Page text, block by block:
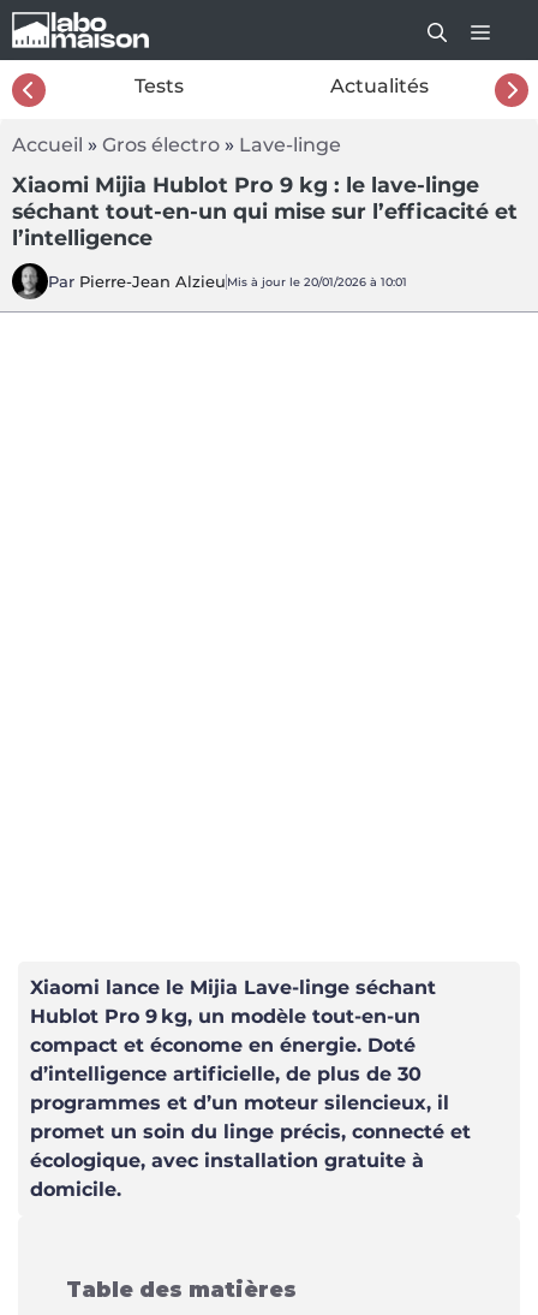
Aller
au
contenu
Tests Actualités
Accueil » Gros électro » Lave-linge
Xiaomi Mijia Hublot Pro 9 kg : le lave-linge
séchant tout-en-un qui mise sur l’efficacité et
l’intelligence
Par Pierre-Jean Alzieu Mis à jour le 20/01/2026 à 10:01
Xiaomi lance le Mijia Lave-linge séchant
Hublot Pro 9 kg, un modèle tout-en-un
compact et économe en énergie. Doté
d’intelligence artificielle, de plus de 30
programmes et d’un moteur silencieux, il
promet un soin du linge précis, connecté et
écologique, avec installation gratuite à
domicile.
Table des matières